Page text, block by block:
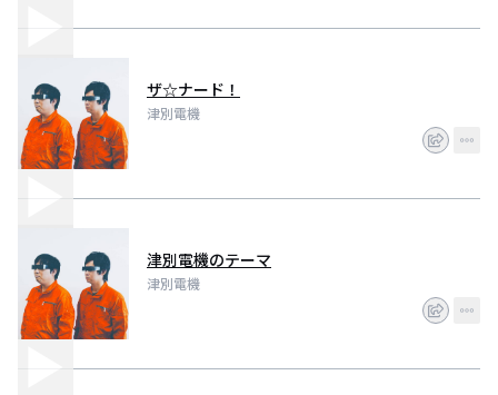
ザ☆ナード！
津別電機
津別電機のテーマ
津別電機